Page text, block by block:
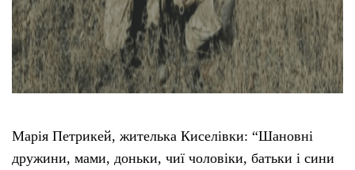
Марія Петрикей, жителька Киселівки: “Шановні
дружини, мами, доньки, чиї чоловіки, батьки і сини